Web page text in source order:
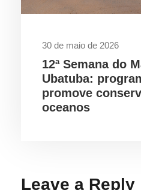
30 de maio de 2026
12ª Semana do
Ubatuba:
promove
oceanos
Leave a Reply